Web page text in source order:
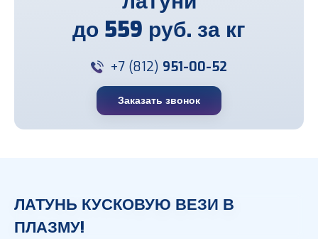
до 559 руб. за кг
+7 (812) 951-00-52
Заказать звонок
ЛАТУНЬ КУСКОВУЮ ВЕЗИ В
ПЛАЗМУ!